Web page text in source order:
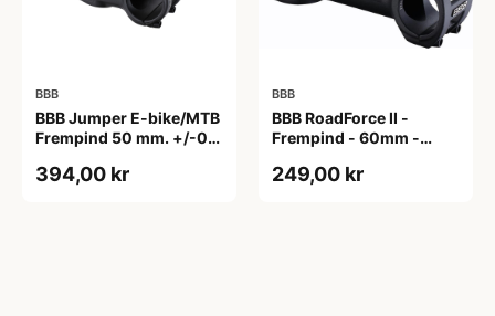
BBB
BBB Jumper E-bike/MTB
Frempind 50 mm. +/-0
394,00 kr
BBB
BBB RoadForce II -
Frempind - 60mm -
249,00 kr